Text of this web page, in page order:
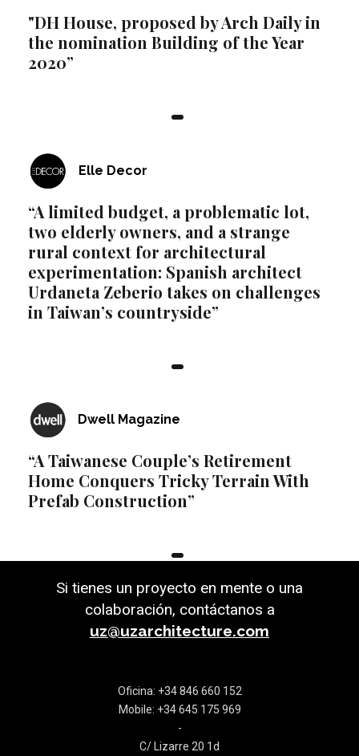
"DH House, proposed by Arch Daily in
the nomination Building of the Year
2020”
Elle Decor
“A limited budget, a problematic lot,
two elderly owners, and a strange
rural context for architectural
experimentation: Spanish architect
Urdaneta Zeberio takes on challenges
in Taiwan’s countryside”
Dwell Magazine
“A Taiwanese Couple’s Retirement
Home Conquers Tricky Terrain With
Prefab Construction”
Si tienes un proyecto en mente o una
colaboración, contáctanos a
uz@uzarchitecture.com
Oficina: +34 846 660 152
Mobile: +34 645 175 969
-
C/ Lizarre 20 1d